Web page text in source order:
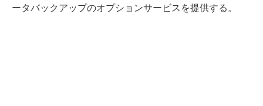
ータバックアップのオプションサービスを提供する。